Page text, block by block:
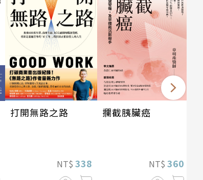
打開無路之路
NT$ 338
攔截胰臟癌
NT$ 360